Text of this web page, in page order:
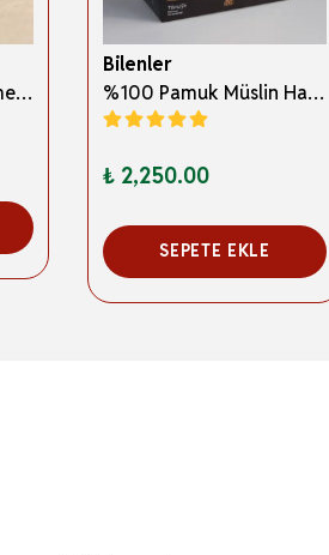
%100 Doğal Toz Sürme + Ahşap Sürme Çubuğu | Geleneksel ve Orijinal Göz Sürmesi
Bilenler
%100 Pamuk Müslin Hac İhramı – Hafif; Dikişsiz ve Antibakteriyel
₺ 2,250.00
SEPETE EKLE